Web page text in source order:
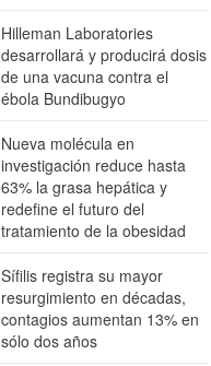
Hilleman Laboratories
desarrollará y producirá dosis
de una vacuna contra el
ébola Bundibugyo
Nueva molécula en
investigación reduce hasta
63% la grasa hepática y
redefine el futuro del
tratamiento de la obesidad
Sífilis registra su mayor
resurgimiento en décadas,
contagios aumentan 13% en
sólo dos años